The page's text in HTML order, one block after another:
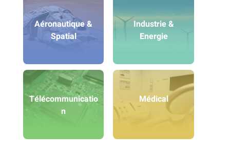
Aéronautique &
Spatial
Industrie &
Energie
Télécommunicatio
n
Médical